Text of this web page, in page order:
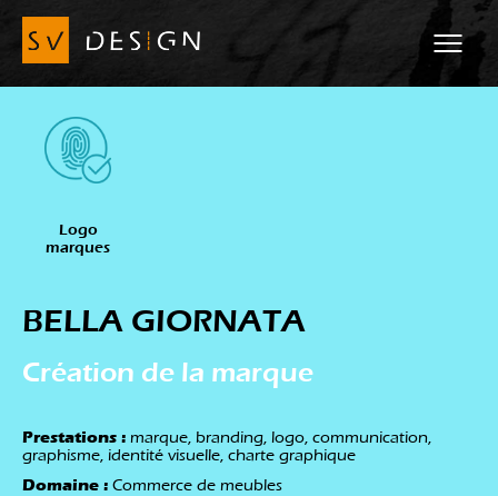
Logo
marques
BELLA GIORNATA
Création de la marque
Prestations : marque, branding, logo, communication,
graphisme, identité visuelle, charte graphique
Domaine : Commerce de meubles